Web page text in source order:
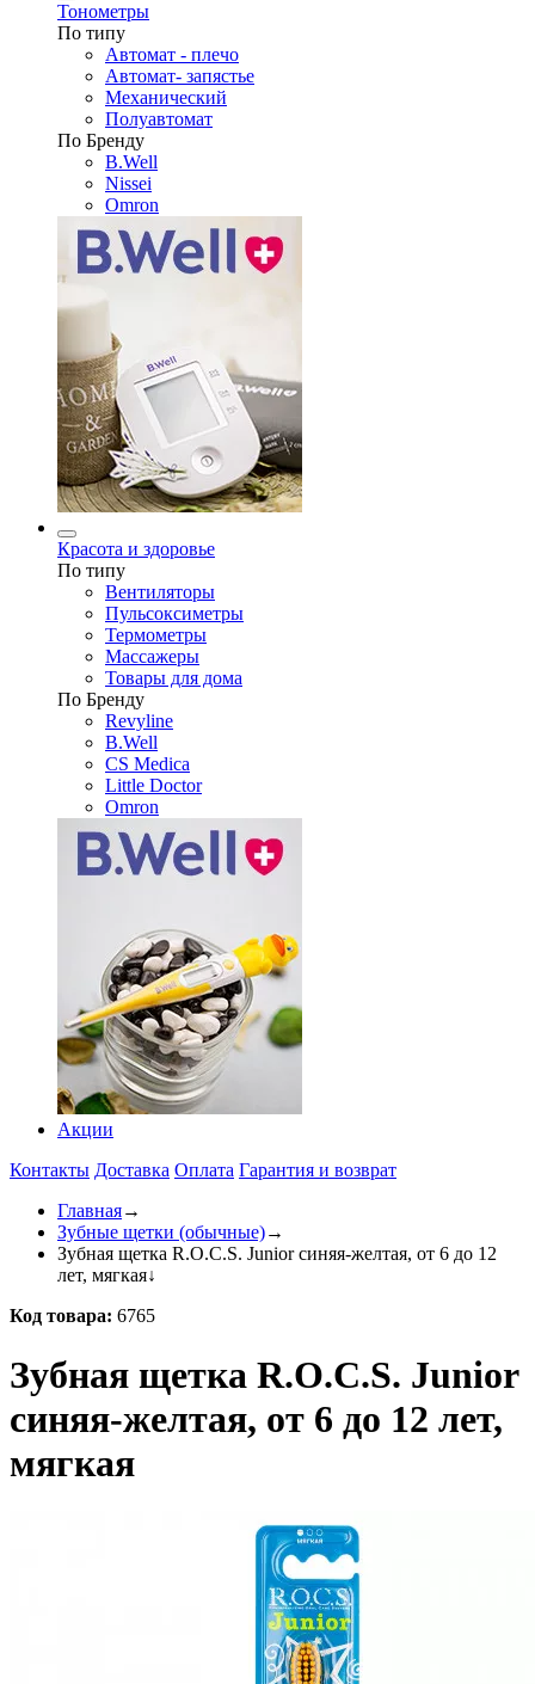
Тонометры
По типу
Автомат - плечо
Автомат- запястье
Механический
Полуавтомат
По Бренду
B.Well
Nissei
Omron
Красота и здоровье
По типу
Вентиляторы
Пульсоксиметры
Термометры
Массажеры
Товары для дома
По Бренду
Revyline
B.Well
CS Medica
Little Doctor
Omron
Акции
Контакты Доставка Оплата Гарантия и возврат
Главная→
Зубные щетки (обычные)→
Зубная щетка R.O.C.S. Junior синяя-желтая, от 6 до 12
лет, мягкая↓
Код товара: 6765
Зубная щетка R.O.C.S. Junior
синяя-желтая, от 6 до 12 лет,
мягкая